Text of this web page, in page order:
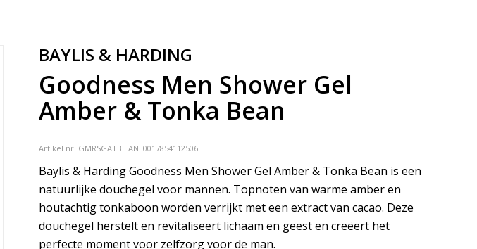
BAYLIS & HARDING
Goodness Men Shower Gel
Amber & Tonka Bean
Artikel nr: GMRSGATB EAN: 0017854112506
Baylis & Harding Goodness Men Shower Gel Amber & Tonka Bean is een
natuurlijke douchegel voor mannen. Topnoten van warme amber en
houtachtig tonkaboon worden verrijkt met een extract van cacao. Deze
douchegel herstelt en revitaliseert lichaam en geest en creëert het
perfecte moment voor zelfzorg voor de man.